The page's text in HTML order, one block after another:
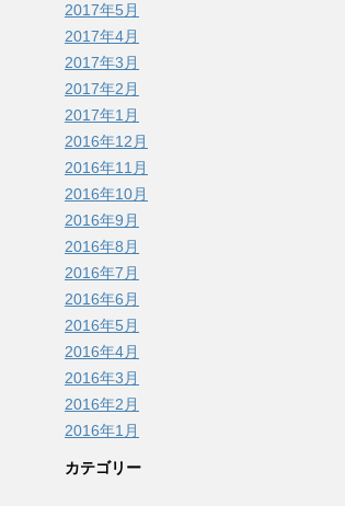
2017年5月
2017年4月
2017年3月
2017年2月
2017年1月
2016年12月
2016年11月
2016年10月
2016年9月
2016年8月
2016年7月
2016年6月
2016年5月
2016年4月
2016年3月
2016年2月
2016年1月
カテゴリー